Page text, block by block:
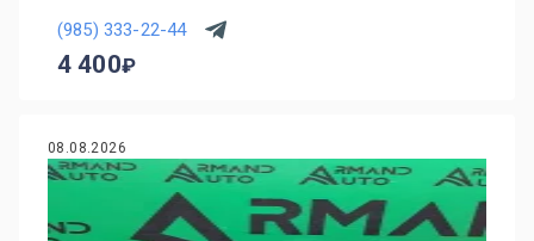
(985) 333-22-44
4 400
08.08.2026